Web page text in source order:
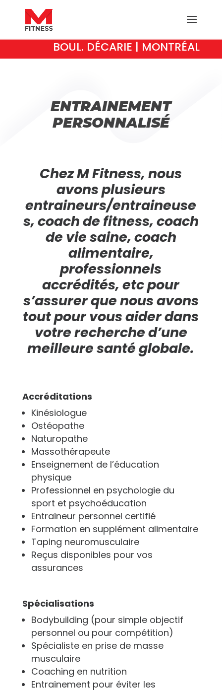
BOUL. DÉCARIE | MONTRÉAL
ENTRAINEMENT
PERSONNALISÉ
Chez M Fitness, nous
avons plusieurs
entraineurs/entraineuse
s, coach de fitness, coach
de vie saine, coach
alimentaire,
professionnels
accrédités, etc pour
s’assurer que nous avons
tout pour vous aider dans
votre recherche d’une
meilleure santé globale.
Accréditations
Kinésiologue
Ostéopathe
Naturopathe
Massothérapeute
Enseignement de l’éducation
physique
Professionnel en psychologie du
sport et psychoéducation
Entraineur personnel certifié
Formation en supplément alimentaire
Taping neuromusculaire
Reçus disponibles pour vos
assurances
Spécialisations
Bodybuilding (pour simple objectif
personnel ou pour compétition)
Spécialiste en prise de masse
musculaire
Coaching en nutrition
Entrainement pour éviter les